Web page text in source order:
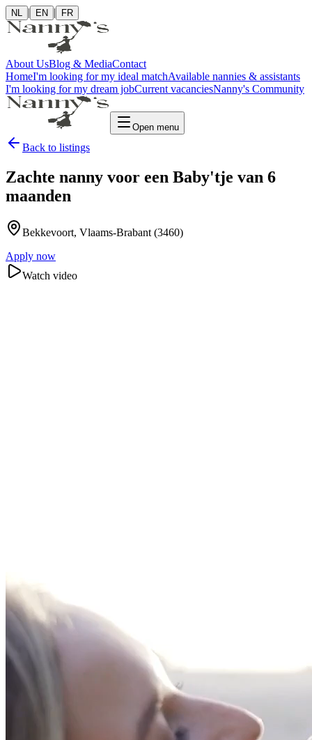
NL | EN | FR
About UsBlog & MediaContact
HomeI'm looking for my ideal matchAvailable nannies & assistants
I'm looking for my dream jobCurrent vacanciesNanny's Community
Open menu
Back to listings
Zachte nanny voor een Baby'tje van 6
maanden
Bekkevoort, Vlaams-Brabant (3460)
Apply now
Watch video